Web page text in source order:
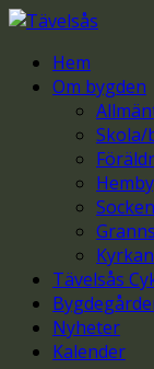
Hem
Om bygden
Kyrkan
Tävelsås
Nyheter
Kalender